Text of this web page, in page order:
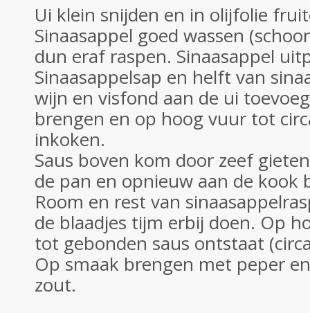
Ui klein snijden en in olijfolie
Sinaasappel goed wassen
dun eraf raspen. Sinaasappel
Sinaasappelsap en helft van
wijn en visfond aan de ui
brengen en op hoog vuur tot
inkoken.
Saus boven kom door zeef
de pan en opnieuw aan de kook
Room en rest van
de blaadjes tijm erbij doen. Op
tot gebonden saus ontstaat
Op smaak brengen met peper
zout.